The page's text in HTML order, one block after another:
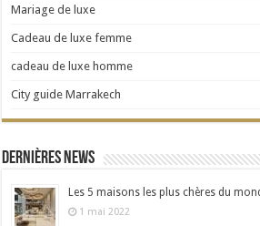
Mariage de luxe
Cadeau de luxe femme
cadeau de luxe homme
City guide Marrakech
Dernières news
Les 5 maisons les plus chères du
1 mai 2022